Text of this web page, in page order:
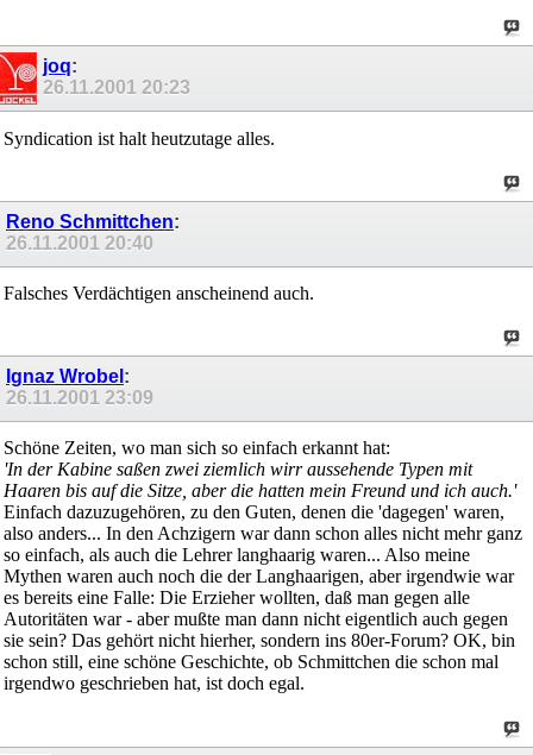
joq:
26.11.2001 20:23
Syndication ist halt heutzutage alles.
Reno Schmittchen:
26.11.2001 20:40
Falsches Verdächtigen anscheinend auch.
Ignaz Wrobel :
26.11.2001 23:09
Schöne Zeiten, wo man sich so einfach erkannt hat:
'In der Kabine saßen zwei ziemlich wirr aussehende Typen mit
Haaren bis auf die Sitze, aber die hatten mein Freund und ich auch.'
Einfach dazuzugehören, zu den Guten, denen die 'dagegen' waren,
also anders... In den Achzigern war dann schon alles nicht mehr ganz
so einfach, als auch die Lehrer langhaarig waren... Also meine
Mythen waren auch noch die der Langhaarigen, aber irgendwie war
es bereits eine Falle: Die Erzieher wollten, daß man gegen alle
Autoritäten war - aber mußte man dann nicht eigentlich auch gegen
sie sein? Das gehört nicht hierher, sondern ins 80er-Forum? OK, bin
schon still, eine schöne Geschichte, ob Schmittchen die schon mal
irgendwo geschrieben hat, ist doch egal.